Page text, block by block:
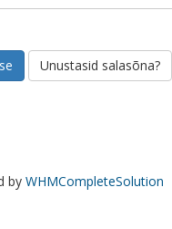
Unustasid salasõna?
by WHMCompleteSolution